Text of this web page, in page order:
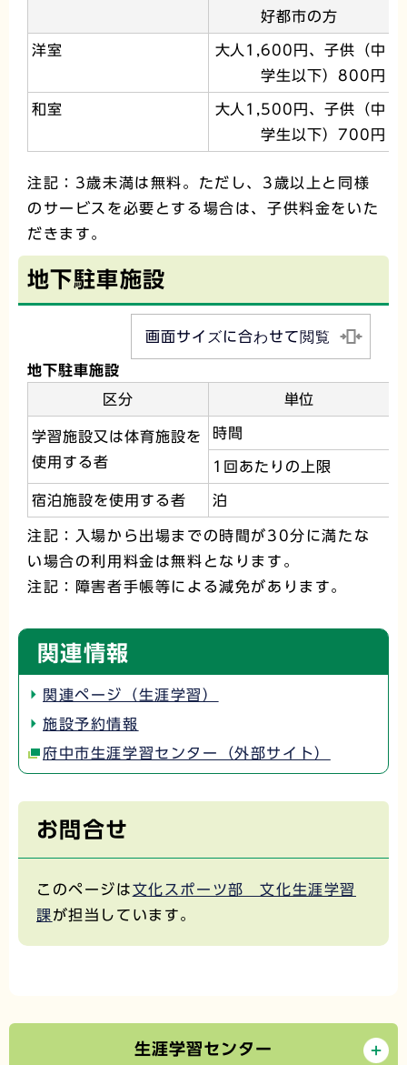
好都市の方
洋室
大人1,600円、子供（中
学生以下）800円
和室
大人1,500円、子供（中
学生以下）700円
注記：3歳未満は無料。ただし、3歳以上と同様
のサービスを必要とする場合は、子供料金をいた
だきます。
地下駐車施設
画面サイズに合わせて閲覧
地下駐車施設
区分
単位
学習施設又は体育施設を
使用する者
時間
1回あたりの上限
宿泊施設を使用する者 泊
注記：入場から出場までの時間が30分に満たな
い場合の利用料金は無料となります。
注記：障害者手帳等による減免があります。
関連情報
関連ページ（生涯学習）
施設予約情報
府中市生涯学習センター（外部サイト）
お問合せ
このページは文化スポーツ部 文化生涯学習
課が担当しています。
生涯学習センター